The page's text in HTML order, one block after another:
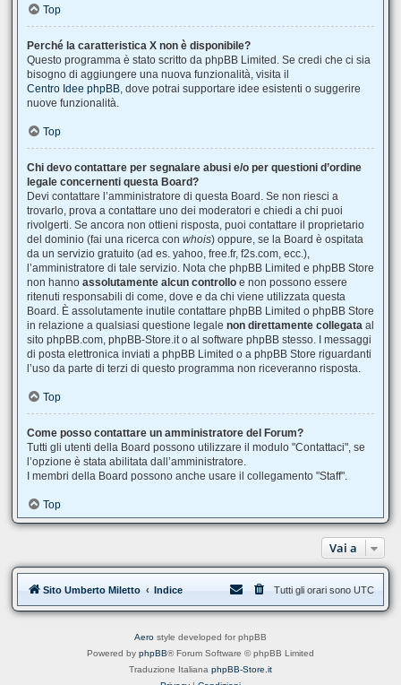
Top
Perché la caratteristica X non è disponibile?
Questo programma è stato scritto da phpBB Limited. Se credi che ci sia
bisogno di aggiungere una nuova funzionalità, visita il
Centro Idee phpBB, dove potrai supportare idee esistenti o suggerire
nuove funzionalità.
Top
Chi devo contattare per segnalare abusi e/o per questioni d’ordine
legale concernenti questa Board?
Devi contattare l’amministratore di questa Board. Se non riesci a
trovarlo, prova a contattare uno dei moderatori e chiedi a chi puoi
rivolgerti. Se ancora non ottieni risposta, puoi contattare il proprietario
del dominio (fai una ricerca con whois) oppure, se la Board è ospitata
da un servizio gratuito (ad es. yahoo, free.fr, f2s.com, ecc.),
l’amministratore di tale servizio. Nota che phpBB Limited e phpBB Store
non hanno assolutamente alcun controllo e non possono essere
ritenuti responsabili di come, dove e da chi viene utilizzata questa
Board. È assolutamente inutile contattare phpBB Limited o phpBB Store
in relazione a qualsiasi questione legale non direttamente collegata al
sito phpBB.com, phpBB-Store.it o al software phpBB stesso. I messaggi
di posta elettronica inviati a phpBB Limited o a phpBB Store riguardanti
l’uso da parte di terzi di questo programma non riceveranno risposta.
Top
Come posso contattare un amministratore del Forum?
Tutti gli utenti della Board possono utilizzare il modulo "Contattaci", se
l’opzione è stata abilitata dall’amministratore.
I membri della Board possono anche usare il collegamento "Staff".
Top
Vai a
Sito Umberto Miletto Indice Tutti gli orari sono UTC
Aero style developed for phpBB
Powered by phpBB® Forum Software © phpBB Limited
Traduzione Italiana phpBB-Store.it